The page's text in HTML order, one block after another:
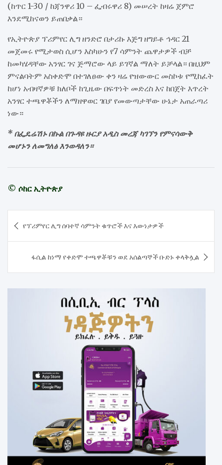
(ከጥር 1-30 / ከጃንዋሪ 10 – ፌብሩዋሪ 8) መሠረት ከዛሬ ጀምሮ
እንደሚከናወን ይጠበቃል።
የኢትዮጵያ ፕሪምየር ሊግ ዘንድሮ በታሪኩ እጅግ ዘግይቶ ኅዳር 21
መጀመሩ የሚታወስ ሲሆን እስካሁን የ7 ሳምንት ጨዋታዎች ብቻ
ከመካሄዳቸው አንፃር ገና ጅማሮው ላይ ይገኛል ማለት ይቻላል። በዚህም
ምናልባትም አስቀድሞ በተገለፀው ቀን ዛሬ የዝውውር መስኮቱ የሚከፈት
ከሆነ አብዛኛዎቹ ክለቦች ከጊዜው በፍጥነት መድረስ እና ከበጀት እጥረት
አንፃር ተጫዋቾችን ለማዘዋወር ገበያ የመውጣታቸው ሁኔታ አጠራጣሪ
ነው።
* በፌዴሬሽኑ በኩል በጉዳዩ ዙርያ አዲስ መረጃ ካገኘን የምናሳውቅ
መሆኑን ለመግለፅ እንወዳለን።
© ሶከር ኢትዮጵያ
navigation
የፕሪምየር ሊግ ሰባተኛ ሳምንት ቁጥሮች እና እውነታዎች
ፋሲል ከነማ የቀድሞ ተጫዋቾቹን ወደ አሰልጣኞች ቡድኑ ቀላቅሏል